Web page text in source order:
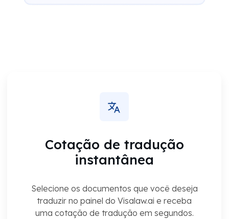
Cotação de tradução
instantânea
Selecione os documentos que você deseja
traduzir no painel do Visalaw.ai e receba
uma cotação de tradução em segundos.